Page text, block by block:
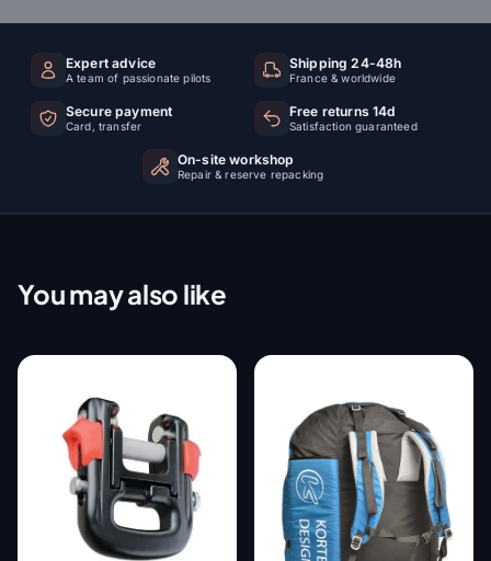
Expert advice
A team of passionate pilots
Shipping 24-48h
France & worldwide
Secure payment
Card, transfer
Free returns 14d
Satisfaction guaranteed
On-site workshop
Repair & reserve repacking
You may also like